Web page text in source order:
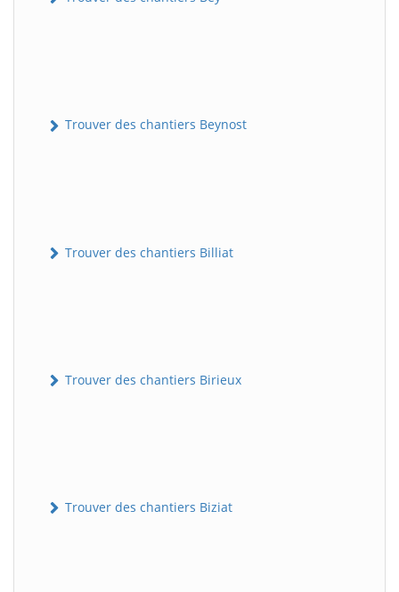
Trouver des chantiers Beynost
Trouver des chantiers Billiat
Trouver des chantiers Birieux
Trouver des chantiers Biziat